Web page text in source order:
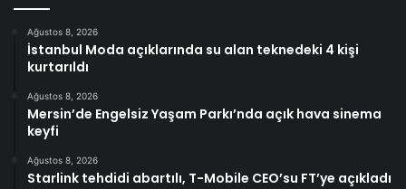
Ağustos 8, 2026
İstanbul Moda açıklarında su alan teknedeki 4 kişi
kurtarıldı
Ağustos 8, 2026
Mersin’de Engelsiz Yaşam Parkı’nda açık hava sinema
keyfi
Ağustos 8, 2026
Starlink tehdidi abartılı, T-Mobile CEO’su FT’ye açıkladı